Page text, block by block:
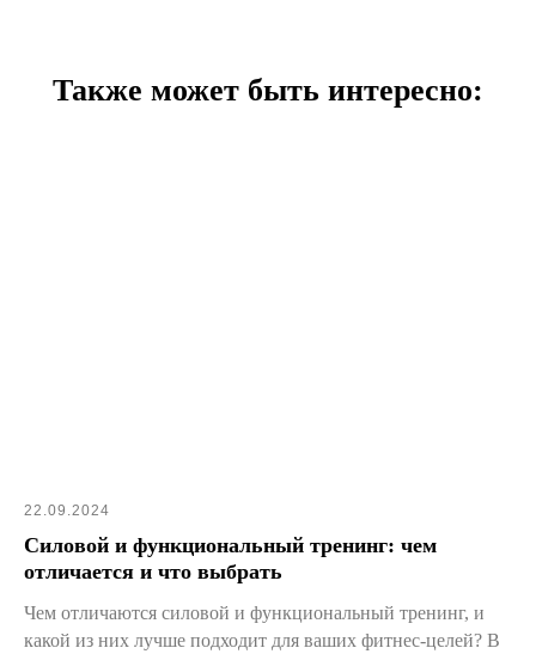
Также может быть интересно:
22.09.2024
Силовой и функциональный тренинг: чем
отличается и что выбрать
Чем отличаются силовой и функциональный тренинг, и
какой из них лучше подходит для ваших фитнес-целей? В